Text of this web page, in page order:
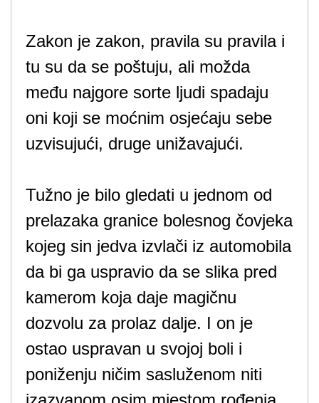
Zakon je zakon, pravila su pravila i
tu su da se poštuju, ali možda
među najgore sorte ljudi spadaju
oni koji se moćnim osjećaju sebe
uzvisujući, druge unižavajući.
Tužno je bilo gledati u jednom od
prelazaka granice bolesnog čovjeka
kojeg sin jedva izvlači iz automobila
da bi ga uspravio da se slika pred
kamerom koja daje magičnu
dozvolu za prolaz dalje. I on je
ostao uspravan u svojoj boli i
poniženju ničim sasluženom niti